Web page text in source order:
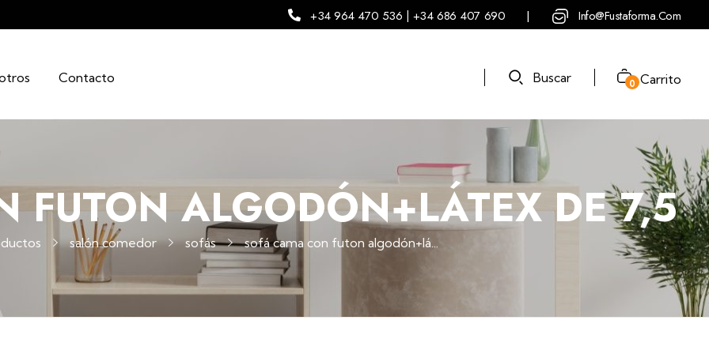
+34 964 470 536 | +34 686 407 690 | Info@fustaforma.com
Contacto Buscar 0 Carrito
salón comedor sofás sofá cama con futon algodón+lá...
FUTON ALGODÓN+LÁTEX DE 7,5